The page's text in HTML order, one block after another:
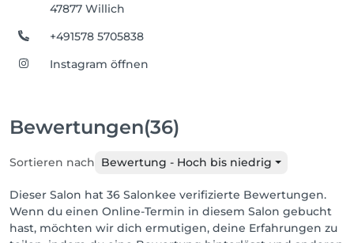
47877 Willich
+491578 5705838
Instagram öffnen
Bewertungen(36)
Sortieren nach Bewertung - Hoch bis niedrig
Dieser Salon hat 36 Salonkee verifizierte Bewertungen.
Wenn du einen Online-Termin in diesem Salon gebucht
hast, möchten wir dich ermutigen, deine Erfahrungen zu